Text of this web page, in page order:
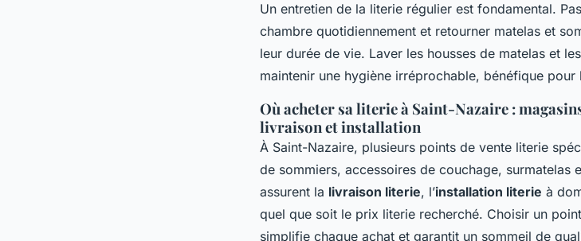
Un entretien de la literie régulier est fondamental.
chambre quotidiennement et retourner matelas et
leur durée de vie. Laver les housses de matelas et
maintenir une hygiène irréprochable, bénéfique pour
Où acheter sa literie à Saint-Nazaire :
livraison et installation
À Saint-Nazaire, plusieurs points de vente literie
de sommiers, accessoires de couchage, surmatelas
assurent la livraison literie, l’installation literie à
quel que soit le prix literie recherché. Choisir un
simplifie chaque achat et garantit un sommeil de